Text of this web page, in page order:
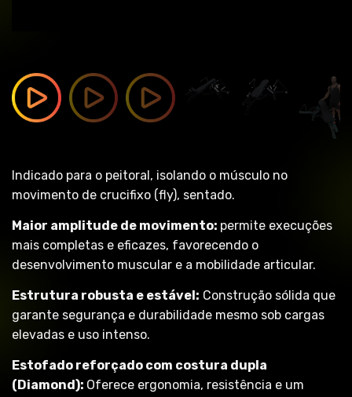
Indicado para o peitoral, isolando o músculo no
movimento de crucifixo (fly), sentado.
Maior amplitude de movimento: permite execuções
mais completas e eficazes, favorecendo o
desenvolvimento muscular e a mobilidade articular.
Estrutura robusta e estável: Construção sólida que
garante segurança e durabilidade mesmo sob cargas
elevadas e uso intenso.
Estofado reforçado com costura dupla
(Diamond): Oferece ergonomia, resistência e um